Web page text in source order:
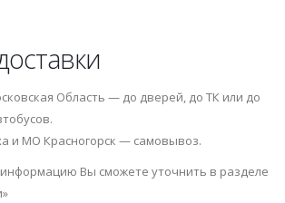
Область — до дверей, до ТК или до
и МО Красногорск — самовывоз.
Вы сможете уточнить в разделе